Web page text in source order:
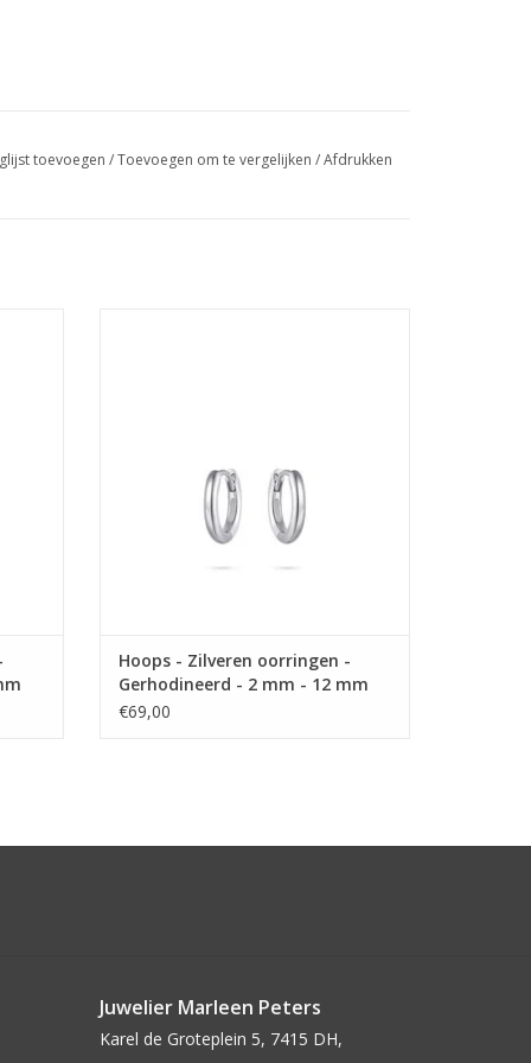
toevoegen /Toevoegen om te vergelijken /Afdrukken
Hoops - Zilveren oorringen -
Gerhodineerd - 2 mm - 12 mm
€69,00
Juwelier Marleen Peters
Karel de Groteplein 5, 7415 DH,